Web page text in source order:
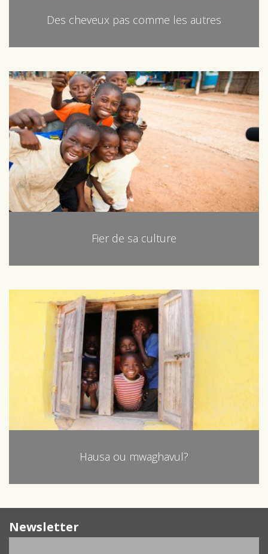
Des cheveux pas comme les autres
Fier de sa culture
Hausa ou mwaghavul?
Newsletter